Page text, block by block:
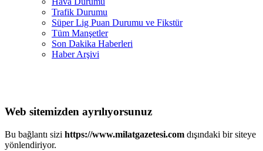
Trafik Durumu
Süper Lig Puan Durumu ve Fikstür
Tüm Manşetler
Son Dakika Haberleri
Haber Arşivi
Web sitemizden ayrılıyorsunuz
Bu bağlantı sizi https://www.milatgazetesi.com dışındaki bir siteye
yönlendiriyor.